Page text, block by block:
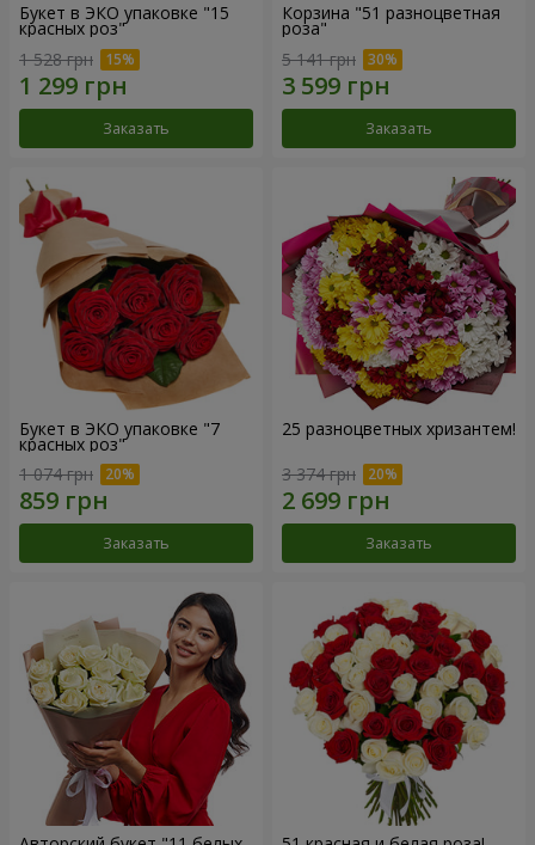
Букет в ЭКО упаковке "15
красных роз"
1 528 грн
Заказать
Корзина "51 разноцветная
роза"
5 141 грн
Заказать
Букет в ЭКО упаковке "7
красных роз"
1 074 грн
Заказать
25 разноцветных хризантем!
3 374 грн
Заказать